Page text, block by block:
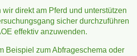
direkt am Pferd und unterstützen
sicher durchzuführen
effektiv anzuwenden.
Beispiel zum Abfrageschema oder